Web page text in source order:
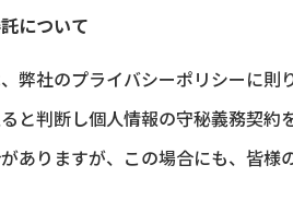
について
弊社のプライバシーポリシーに則
と判断し個人情報の守秘義務契
ありますが、この場合にも、皆